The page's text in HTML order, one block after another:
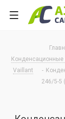
Конденсационные
Vaillant
-
246/5-5